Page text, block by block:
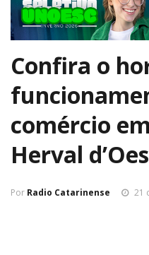
Confira o
comércio
Herval
Por Radio Catarinense 21